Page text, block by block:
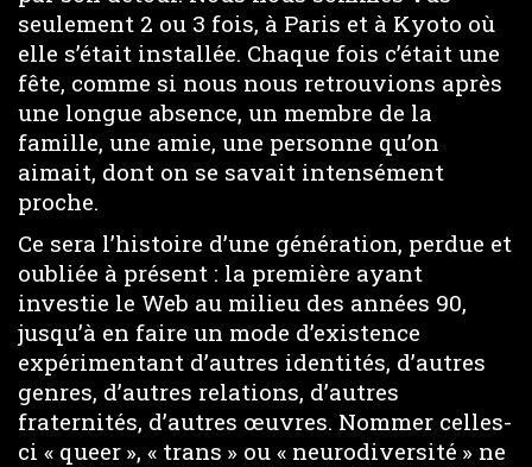
seulement 2 ou 3 fois, à Paris et à Kyoto où
elle s’était installée. Chaque fois c’était une
fête, comme si nous nous retrouvions après
une longue absence, un membre de la
famille, une amie, une personne qu’on
aimait, dont on se savait intensément
proche.
Ce sera l’histoire d’une génération, perdue et
oubliée à présent : la première ayant
investie le Web au milieu des années 90,
jusqu’à en faire un mode d’existence
expérimentant d’autres identités, d’autres
genres, d’autres relations, d’autres
fraternités, d’autres œuvres. Nommer celles-
ci « queer », « trans » ou « neurodiversité » ne